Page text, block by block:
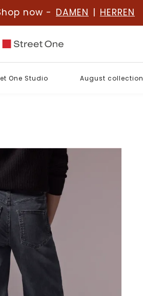
now - DAMEN | HERREN
One Studio August collection